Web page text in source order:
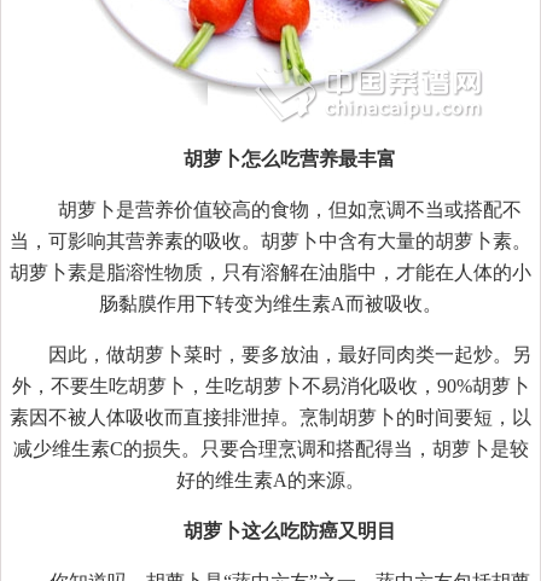
胡萝卜怎么吃营养最丰富
胡萝卜是营养价值较高的食物，但如烹调不当或搭配不
当，可影响其营养素的吸收。胡萝卜中含有大量的胡萝卜素。
胡萝卜素是脂溶性物质，只有溶解在油脂中，才能在人体的小
肠黏膜作用下转变为维生素A而被吸收。
因此，做胡萝卜菜时，要多放油，最好同肉类一起炒。另
外，不要生吃胡萝卜，生吃胡萝卜不易消化吸收，90%胡萝卜
素因不被人体吸收而直接排泄掉。烹制胡萝卜的时间要短，以
减少维生素C的损失。只要合理烹调和搭配得当，胡萝卜是较
好的维生素A的来源。
胡萝卜这么吃防癌又明目